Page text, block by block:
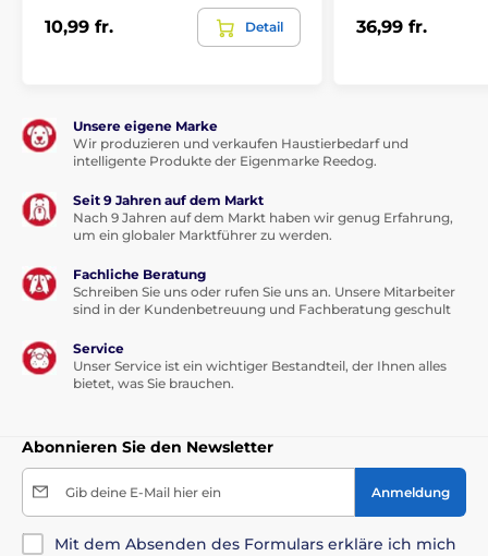
Abmessungen (B x H x T): Druckfedern: 300 x 300 x
130 mm Federn freigegeben: 300 x 300 x 240 mm
Technische Spezifikationen können ohne vorherige
Ankündigung geändert werden. Die Bilder dienen nur
zur Illustration.
Das Produkt ist in Kategorien eingeteilt
Vogelwerfer Haustierbedarf
10,99 fr. Detail 36,99 fr.
Unsere eigene Marke
Wir produzieren und verkaufen Haustierbedarf und
intelligente Produkte der Eigenmarke Reedog.
Seit 9 Jahren auf dem Markt
Nach 9 Jahren auf dem Markt haben wir genug Erfahrung,
um ein globaler Marktführer zu werden.
Fachliche Beratung
Schreiben Sie uns oder rufen Sie uns an. Unsere Mitarbeiter
sind in der Kundenbetreuung und Fachberatung geschult
Service
Unser Service ist ein wichtiger Bestandteil, der Ihnen alles
bietet, was Sie brauchen.
Abonnieren Sie den Newsletter
Gib deine E-Mail hier ein Anmeldung
Mit dem Absenden des Formulars erkläre ich mich